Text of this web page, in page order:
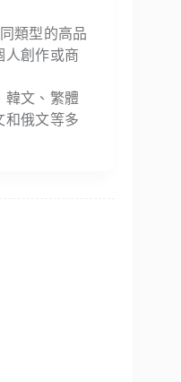
類型的高品
人創作或商
韓文、繁體
和俄文等多